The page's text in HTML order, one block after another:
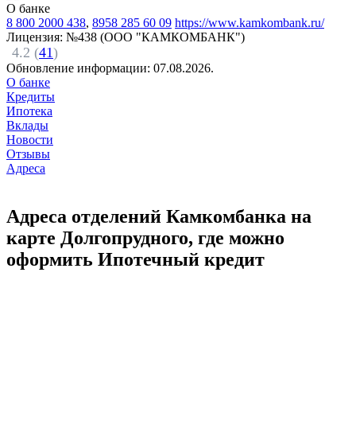
О банке
8 800 2000 438, 8958 285 60 09 https://www.kamkombank.ru/
Лицензия: №438 (ООО "КАМКОМБАНК")
4.2 (41)
Обновление информации: 07.08.2026.
О банке
Кредиты
Ипотека
Вклады
Новости
Отзывы
Адреса
Адреса отделений Камкомбанка на
карте Долгопрудного, где можно
оформить Ипотечный кредит